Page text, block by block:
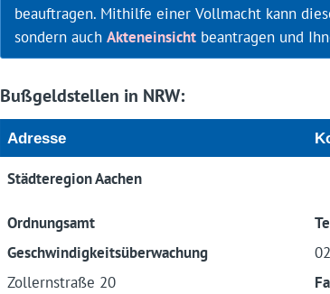
beauftragen. Mithilfe einer Vollmacht kann
sondern auch Akteneinsichtbeantragen und
Bußgeldstellen in NRW:
Adresse
Städteregion Aachen
Ordnungsamt
Geschwindigkeitsüberwachung
Zollernstraße 20